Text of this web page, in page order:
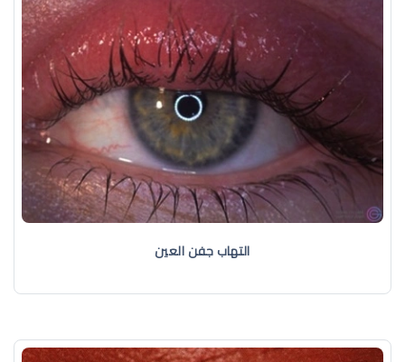
التهاب جفن العين